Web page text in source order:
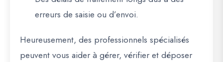
erreurs de saisie ou d’envoi.
Heureusement, des professionnels spécialisés
peuvent vous aider à gérer, vérifier et déposer